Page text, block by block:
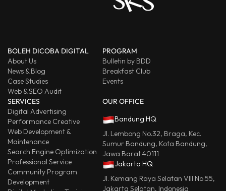
BOLEH DICOBA DIGITAL
About Us
News & Blog
Case Studies
Web & SEO Audit
PROGRAM
Bulletin by BDD
Breakfast Club
Events
SERVICES
Digital Advertising
Performance Creative
Web Development &
Maintenance
Search Engine Optimization
Professional Service
Community Program
Development
OUR OFFICE
Bandung HQ
Jl. Lembong No.32, Braga, Kec.
Sumur Bandung, Kota Bandung,
Jawa Barat 40111
Jakarta HQ
Jl. Kemang Raya Selatan VIII No.55,
Jakarta Selatan, Indonesia